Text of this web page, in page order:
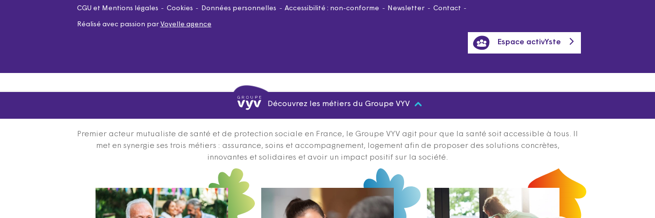
CGU et Mentions légales Cookies Données personnelles Accessibilité : non-conforme Newsletter Contact
Réalisé avec passion par Voyelle agence
Espace activYste
Découvrez les métiers du Groupe VYV
Premier acteur mutualiste de santé et de protection sociale en France, le Groupe VYV agit pour que la santé soit accessible à tous. Il
met en synergie ses trois métiers : assurance, soins et accompagnement, logement afin de proposer des solutions concrètes,
innovantes et solidaires et avoir un impact positif sur la société.